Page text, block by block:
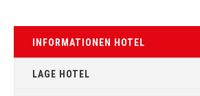
INFORMATIONEN HOTEL
LAGE HOTEL